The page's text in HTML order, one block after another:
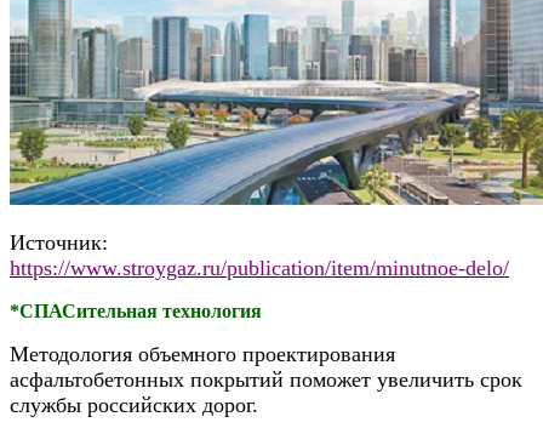
Источник:
https://www.stroygaz.ru/publication/item/minutnoe-delo/
*СПАСительная технология
Методология объемного проектирования
асфальтобетонных покрытий поможет увеличить срок
службы российских дорог.